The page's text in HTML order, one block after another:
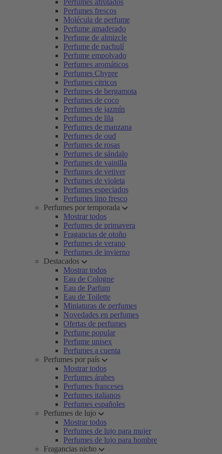
Perfumes afrutados
Perfumes frescos
Molécula de perfume
Perfume amaderado
Perfume de almizcle
Perfume de pachulí
Perfume empolvado
Perfumes aromáticos
Perfumes Chypre
Perfumes citricos
Perfumes de bergamota
Perfumes de coco
Perfumes de jazmín
Perfumes de lila
Perfumes de manzana
Perfumes de oud
Perfumes de rosas
Perfumes de sándalo
Perfumes de vainilla
Perfumes de vetiver
Perfumes de violeta
Perfumes especiados
Perfumes lino fresco
Perfumes por temporada
Mostrar todos
Perfumes de primavera
Fragancias de otoño
Perfumes de verano
Perfumes de invierno
Destacados
Mostrar todos
Eau de Cologne
Eau de Parfum
Eau de Toilette
Miniaturas de perfumes
Novedades en perfumes
Ofertas de perfumes
Perfume popular
Perfume unisex
Perfumes a cuenta
Perfumes por país
Mostrar todos
Perfumes árabes
Perfumes franceses
Perfumes italianos
Perfumes españoles
Perfumes de lujo
Mostrar todos
Perfumes de lujo para mujer
Perfumes de lujo para hombre
Fragancias nicho